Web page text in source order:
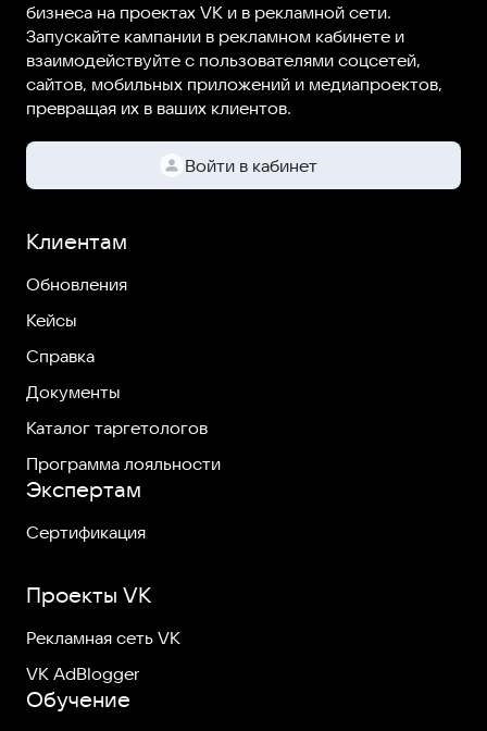
бизнеса на проектах VK и в рекламной сети.
Запускайте кампании в рекламном кабинете и
взаимодействуйте с пользователями соцсетей,
сайтов, мобильных приложений и медиапроектов,
превращая их в ваших клиентов.
Войти в кабинет
Клиентам
Обновления
Кейсы
Справка
Документы
Каталог таргетологов
Программа лояльности
Экспертам
Сертификация
Проекты VK
Рекламная сеть VK
VK AdBlogger
Обучение